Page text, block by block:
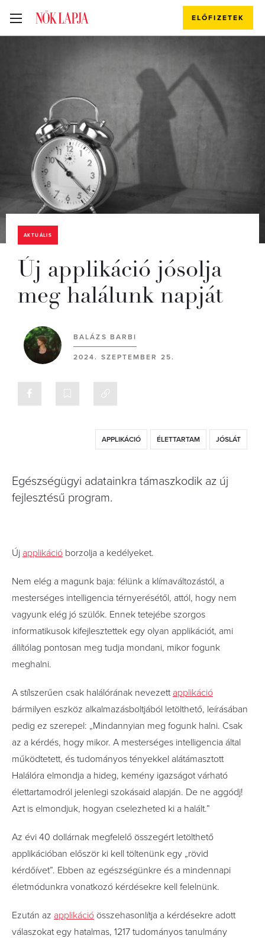
ELŐFIZETEK
AKTUÁLIS
Új applikáció jósolja
meg halálunk napját
BALÁZS BARBI
2024. SZEPTEMBER 25.
APPLIKÁCIÓ ÉLETTARTAM JÓSLÁT
Egészségügyi adatainkra támaszkodik az új
fejlesztésű program.
Új applikáció borzolja a kedélyeket.
Nem elég a magunk baja: félünk a klímaváltozástól, a
mesterséges intelligencia térnyerésétől, attól, hogy nem
vagyunk elég jó szülők. Ennek tetejébe szorgos
informatikusok kifejlesztettek egy olyan applikációt, ami
állítólag pontosan meg tudja mondani, mikor fogunk
meghalni.
A stílszerűen csak halálórának nevezett applikáció
bármilyen eszköz alkalmazásboltjából letölthető, leírásában
pedig ez szerepel: „Mindannyian meg fogunk halni. Csak
az a kérdés, hogy mikor. A mesterséges intelligencia által
működtetett, és tudományos tényekkel alátámasztott
Halálóra elmondja a hideg, kemény igazságot várható
élettartamodról jelenlegi szokásaid alapján. De ne aggódj!
Azt is elmondjuk, hogyan cselezheted ki a halált.”
Az évi 40 dollárnak megfelelő összegért letölthető
applikációban először ki kell töltenünk egy „rövid
kérdőívet”. Ebben az egészségünkre és a mindennapi
életmódunkra vonatkozó kérdésekre kell felelnünk.
Ezután az applikáció összehasonlítja a kérdésekre adott
válaszokat egy hatalmas, 1217 tudományos tanulmány